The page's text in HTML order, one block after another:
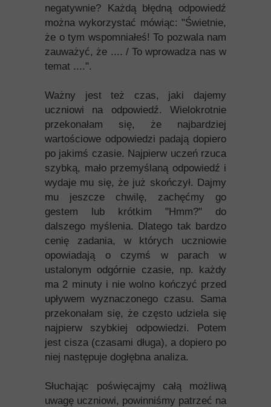
negatywnie? Każdą błędną odpowiedź
można wykorzystać mówiąc: "Świetnie,
że o tym wspomniałeś! To pozwala nam
zauważyć, że .... / To wprowadza nas w
temat ....".
Ważny jest też czas, jaki dajemy
uczniowi na odpowiedź. Wielokrotnie
przekonałam się, że najbardziej
wartościowe odpowiedzi padają dopiero
po jakimś czasie. Najpierw uczeń rzuca
szybką, mało przemyślaną odpowiedź i
wydaje mu się, że już skończył. Dajmy
mu jeszcze chwilę, zachęćmy go
gestem lub krótkim "Hmm?" do
dalszego myślenia. Dlatego tak bardzo
cenię zadania, w których uczniowie
opowiadają o czymś w parach w
ustalonym odgórnie czasie, np. każdy
ma 2 minuty i nie wolno kończyć przed
upływem wyznaczonego czasu. Sama
przekonałam się, że często udziela się
najpierw szybkiej odpowiedzi. Potem
jest cisza (czasami długa), a dopiero po
niej następuje dogłębna analiza.
Słuchając poświęcajmy całą możliwą
uwagę uczniowi, powinniśmy patrzeć na